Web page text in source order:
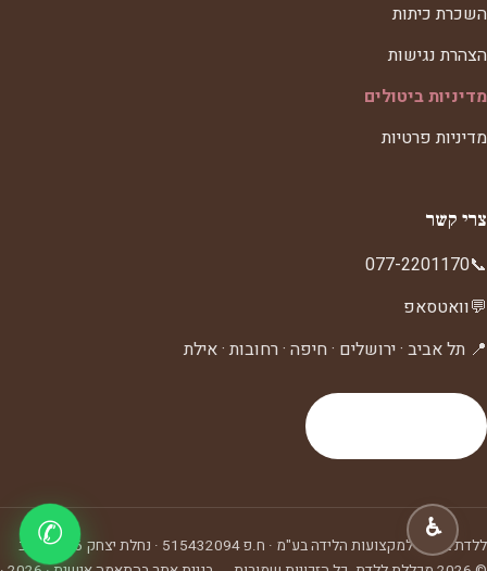
השכרת כיתות
הצהרת נגישות
מדיניות ביטולים
מדיניות פרטיות
צרי קשר
📞
077-2201170
💬וואטסאפ
📍 תל אביב · ירושלים · חיפה · רחובות · אילת
ללדת ביה"ס למקצועות הלידה בע"מ · ח.פ515432094
· נחלת יצחק 6, תל אביב
✆ ♿